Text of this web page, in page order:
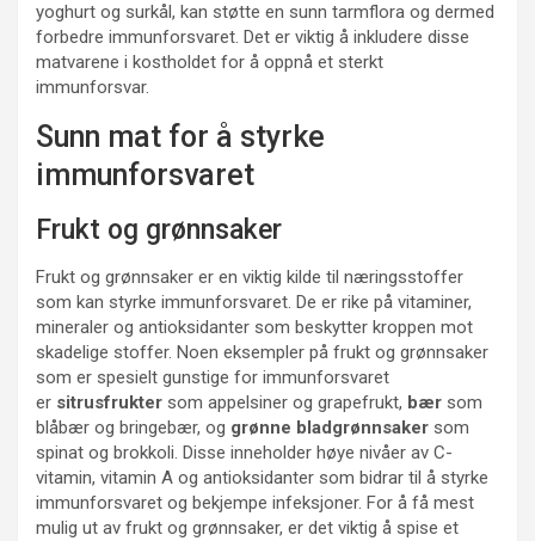
yoghurt og surkål, kan støtte en sunn tarmflora og dermed
forbedre immunforsvaret. Det er viktig å inkludere disse
matvarene i kostholdet for å oppnå et sterkt
immunforsvar.
Sunn mat for å styrke
immunforsvaret
Frukt og grønnsaker
Frukt og grønnsaker er en viktig kilde til næringsstoffer
som kan styrke immunforsvaret. De er rike på vitaminer,
mineraler og antioksidanter som beskytter kroppen mot
skadelige stoffer. Noen eksempler på frukt og grønnsaker
som er spesielt gunstige for immunforsvaret
er sitrusfrukter som appelsiner og grapefrukt, bær som
blåbær og bringebær, og grønne bladgrønnsaker som
spinat og brokkoli. Disse inneholder høye nivåer av C-
vitamin, vitamin A og antioksidanter som bidrar til å styrke
immunforsvaret og bekjempe infeksjoner. For å få mest
mulig ut av frukt og grønnsaker, er det viktig å spise et